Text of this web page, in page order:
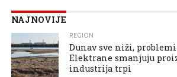
NAJNOVIJE
REGION
Dunav sve niži, problemi
Elektrane smanjuju
industrija trpi